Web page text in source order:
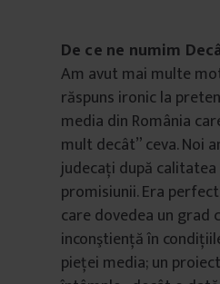
De ce ne numim
Am avut mai multe
răspuns ironic la
media din România
mult decât” ceva. Noi
judecați după
promisiunii. Era
care dovedea un grad
inconştienţă în
pieţei media; un